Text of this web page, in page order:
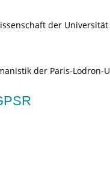
der Universität
der Paris-Lodron-